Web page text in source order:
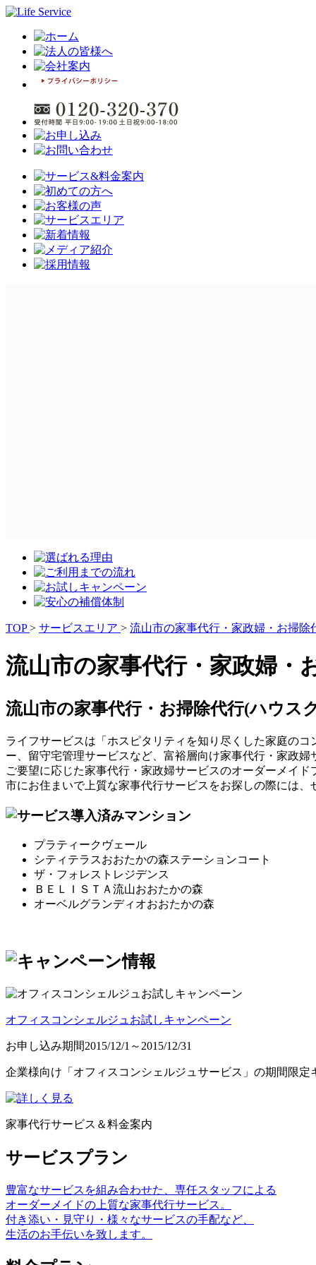
TOP > サービスエリア > 流山市の家事代行・家政婦・お掃除
流山市の家事代行・家政婦・
流山市の家事代行・お掃除代行(ハウス
ライフサービスは「ホスピタリティを知り尽くした家庭の
ー、留守宅管理サービスなど、富裕層向け家事代行・家政
ご要望に応じた家事代行・家政婦サービスのオーダーメイ
市にお住まいで上質な家事代行サービスをお探しの際には、
プラティークヴェール
シティテラスおおたかの森ステーションコート
ザ・フォレストレジデンス
ＢＥＬＩＳＴＡ流山おおたかの森
オーベルグランディオおおたかの森
オフィスコンシェルジュお試しキャンペーン
お申し込み期間2015/12/1～2015/12/31
企業様向け「オフィスコンシェルジュサービス」の期間限定
家事代行サービス＆料金案内
サービスプラン
豊富なサービスを組み合わせた、専任スタッフによる
オーダーメイドの上質な家事代行サービス。
付き添い・見守り・様々なサービスの手配など、
生活のお手伝いを致します。